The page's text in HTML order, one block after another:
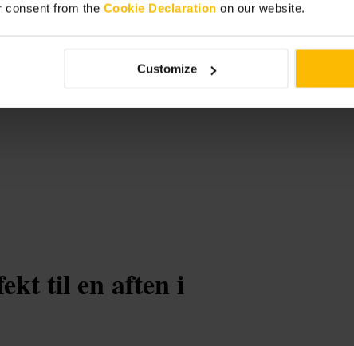
consent from the Cookie Declaration on our website.
Customize
til en aften i